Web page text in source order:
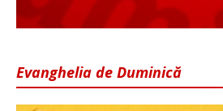
Evanghelia de Duminică